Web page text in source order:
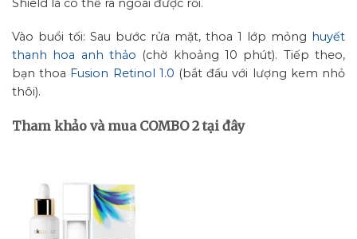
Shield là có thể ra ngoài được rồi.
Vào buổi tối: Sau bước rửa mặt, thoa 1 lớp mỏng huyết
thanh hoa anh thảo (chờ khoảng 10 phút). Tiếp theo,
bạn thoa Fusion Retinol 1.0 (bắt đầu với lượng kem nhỏ
thôi).
Tham khảo và mua COMBO 2 tại đây